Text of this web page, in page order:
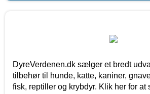
DyreVerdenen.dk sælger et bredt
tilbehør til hunde, katte, kaniner,
fisk, reptiller og krybdyr. Klik her for at